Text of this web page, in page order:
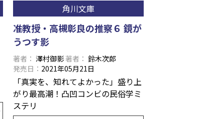
角川文庫
准教授・高槻彰良の推察６ 鏡が
うつす影
著者 澤村御影著者
鈴木次郎
発売日
2021年05月21日
「真実を、知れてよかった」盛り上
がり最高潮！凸凹コンビの民俗学ミ
ステリ